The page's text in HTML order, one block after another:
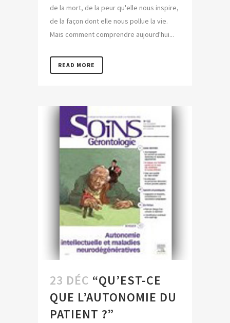
de la mort, de la peur qu'elle nous inspire,
de la façon dont elle nous pollue la vie.
Mais comment comprendre aujourd'hui...
READ MORE
23 DÉC “QU’EST-CE
QUE L’AUTONOMIE DU
PATIENT ?”